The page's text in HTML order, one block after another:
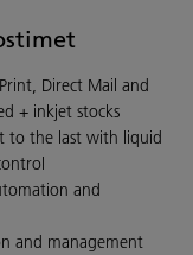
Direct Mail and
+ inkjet stocks
to the last with liquid
and
and management